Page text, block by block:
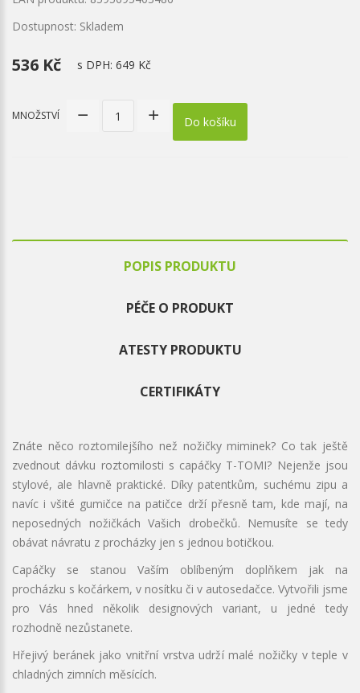
Dostupnost: Skladem
536 Kč s DPH: 649 Kč
MNOŽSTVÍ Do košíku
POPIS PRODUKTU
PÉČE O PRODUKT
ATESTY PRODUKTU
CERTIFIKÁTY
Znáte něco roztomilejšího než nožičky miminek? Co tak ještě
zvednout dávku roztomilosti s capáčky T-TOMI? Nejenže jsou
stylové, ale hlavně praktické. Díky patentkům, suchému zipu a
navíc i všité gumičce na patičce drží přesně tam, kde mají, na
neposedných nožičkách Vašich drobečků. Nemusíte se tedy
obávat návratu z procházky jen s jednou botičkou.
Capáčky se stanou Vaším oblíbeným doplňkem jak na
procházku s kočárkem, v nosítku či v autosedačce. Vytvořili jsme
pro Vás hned několik designových variant, u jedné tedy
rozhodně nezůstanete.
Hřejivý beránek jako vnitřní vrstva udrží malé nožičky v teple v
chladných zimních měsících.